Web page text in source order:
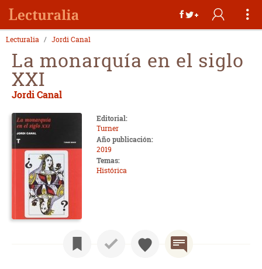
Lecturalia Jordi Canal
La monarquía en el siglo
XXI
Jordi Canal
Editorial:
Turner
Año publicación:
2019
Temas:
Histórica